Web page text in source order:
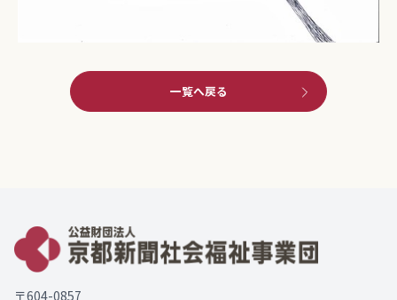
一覧へ戻る
〒604-0857